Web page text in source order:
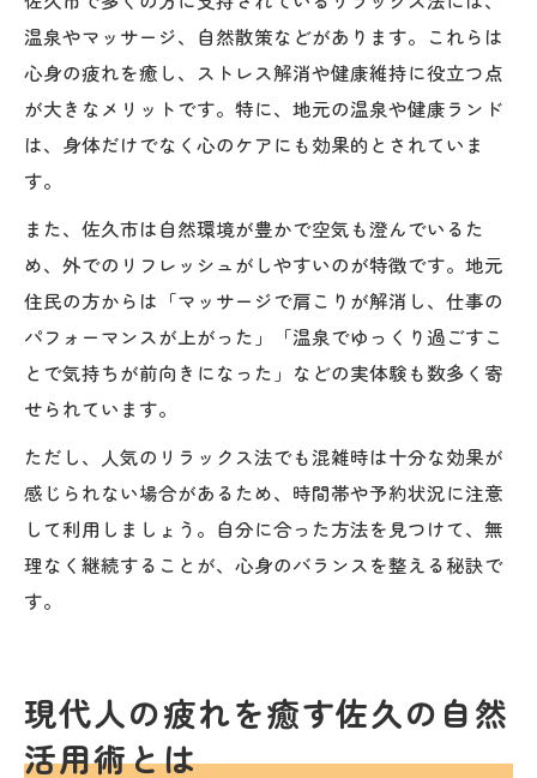
温泉やマッサージ、自然散策などがあります。これらは
心身の疲れを癒し、ストレス解消や健康維持に役立つ点
が大きなメリットです。特に、地元の温泉や健康ランド
は、身体だけでなく心のケアにも効果的とされていま
す。
また、佐久市は自然環境が豊かで空気も澄んでいるた
め、外でのリフレッシュがしやすいのが特徴です。地元
住民の方からは「マッサージで肩こりが解消し、仕事の
パフォーマンスが上がった」「温泉でゆっくり過ごすこ
とで気持ちが前向きになった」などの実体験も数多く寄
せられています。
ただし、人気のリラックス法でも混雑時は十分な効果が
感じられない場合があるため、時間帯や予約状況に注意
して利用しましょう。自分に合った方法を見つけて、無
理なく継続することが、心身のバランスを整える秘訣で
す。
現代人の疲れを癒す佐久の自然
活用術とは